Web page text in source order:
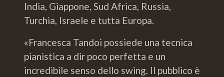
India, Giappone, Sud Africa, Russia,
Turchia, Israele e tutta Europa.
«Francesca Tandoi possiede una tecnica
pianistica a dir poco perfetta e un
incredibile senso dello swing. Il pubblico è